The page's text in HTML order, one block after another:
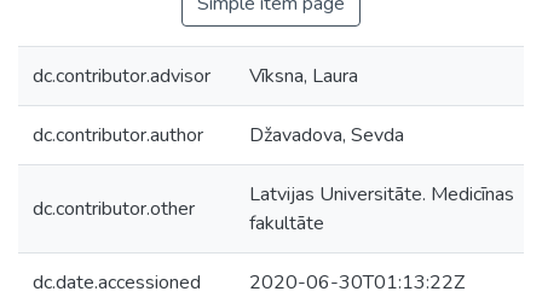
dc.contributor.advisor Vīksna, Laura
dc.contributor.author Džavadova, Sevda
dc.contributor.other
Latvijas Universitāte. Medicīnas
fakultāte
dc.date.accessioned 2020-06-30T01:13:22Z